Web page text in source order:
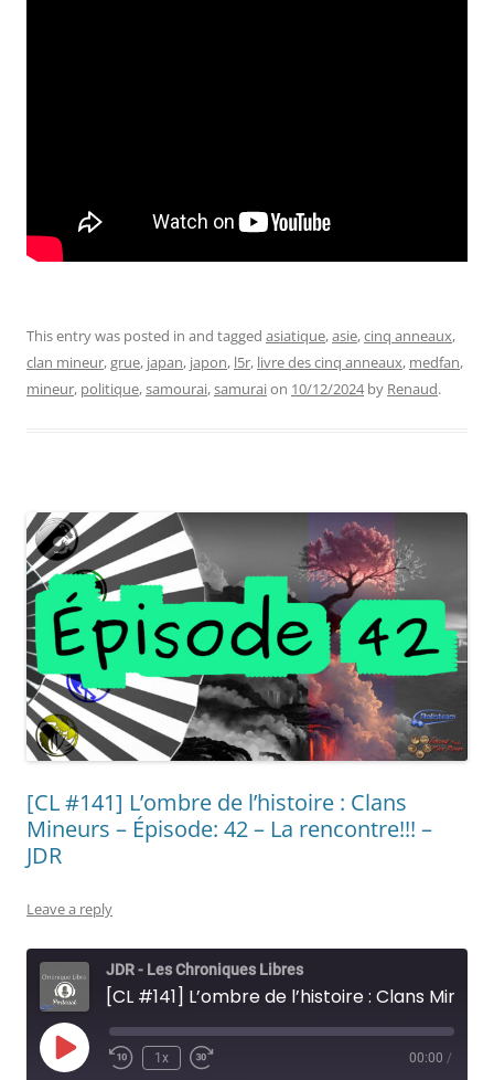
This entry was posted in and tagged asiatique,asie,cinq anneaux,
clan mineur,grue, japan, japon, l5r, livre des cinq anneaux, medfan,
mineur, politique,samourai,samuraion 10/12/2024by Renaud.
[CL #141] L’ombre de l’histoire : Clans
Mineurs – Épisode: 42 – La rencontre!!! –
JDR
Leave a reply
JDR - Les Chroniques Libres
Play
Episode
Rewind
1x
Fast
00:00 /